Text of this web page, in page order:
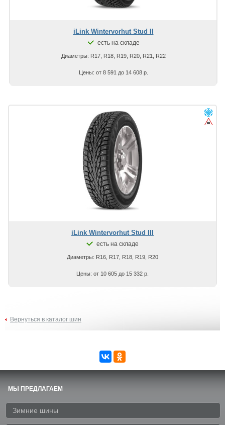
iLink Wintervorhut Stud II
есть на складе
Диаметры: R17, R18, R19, R20, R21, R22
Цены: от 8 591 до 14 608 р.
iLink Wintervorhut Stud III
есть на складе
Диаметры: R16, R17, R18, R19, R20
Цены: от 10 605 до 15 332 р.
Вернуться в каталог шин
МЫ ПРЕДЛАГАЕМ
Зимние шины